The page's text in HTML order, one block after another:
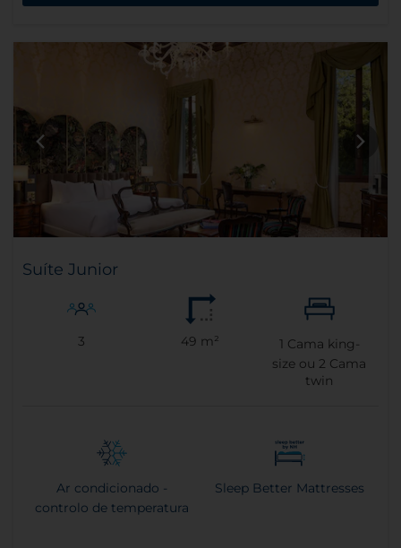
Suíte Junior
3 49 m² 1 Cama king-
size ou 2 Cama
twin
Ar condicionado -
controlo de temperatura
Sleep Better Mattresses